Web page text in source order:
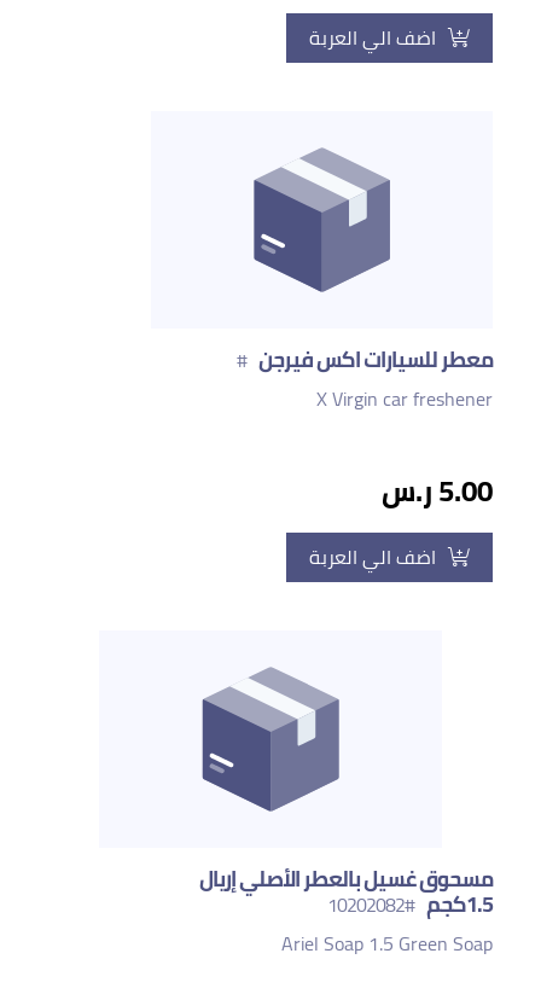
اضف الي العربة
معطر للسيارات اكس فيرجن #
X Virgin car freshener
5.00 ر.س
اضف الي العربة
مسحوق غسيل بالعطر الأصلي إريال
1.5كجم
#10202082
Ariel Soap 1.5 Green Soap